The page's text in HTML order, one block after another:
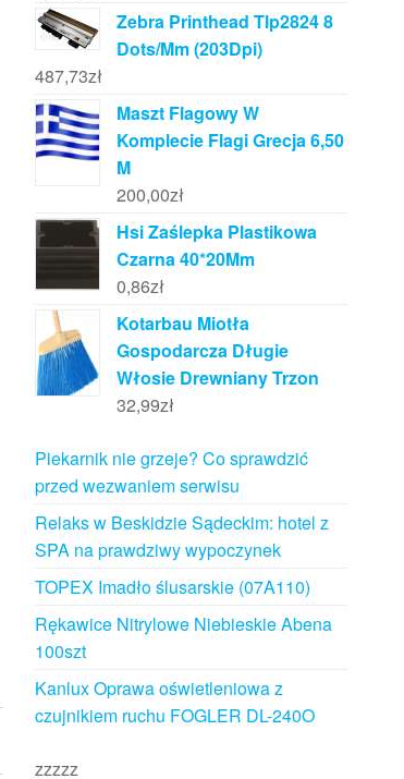
Zebra Printhead Tlp2824 8
Dots/Mm (203Dpi)
487,73zł
Maszt Flagowy W
Komplecie Flagi Grecja 6,50
M
200,00zł
Hsi Zaślepka Plastikowa
Czarna 40*20Mm
0,86zł
Kotarbau Miotła
Gospodarcza Długie
Włosie Drewniany Trzon
32,99zł
Piekarnik nie grzeje? Co sprawdzić
przed wezwaniem serwisu
Relaks w Beskidzie Sądeckim: hotel z
SPA na prawdziwy wypoczynek
TOPEX Imadło ślusarskie (07A110)
Rękawice Nitrylowe Niebieskie Abena
100szt
Kanlux Oprawa oświetleniowa z
czujnikiem ruchu FOGLER DL-240O
zzzzz